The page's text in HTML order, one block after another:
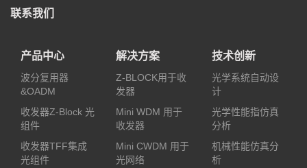
联系我们
产品中心
波分复用器
&OADM
收发器Z-Block 光
组件
收发器TFF集成
光组件
解决方案
Z-BLOCK用于收
发器
Mini WDM 用于
收发器
Mini CWDM 用于
光网络
技术创新
光学系统自动设
计
光学性能指仿真
分析
机械性能仿真分
析